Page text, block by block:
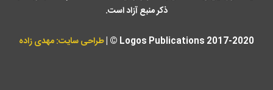
ذکر منبع آزاد است.
Logos Publications 2017-2020 © | طراحی سایت: مهدی زاده